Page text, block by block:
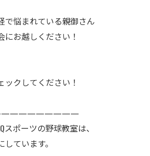
で悩まれている親御さん
お越しください！
ックしてください！
スポーツの野球教室は、
ています。